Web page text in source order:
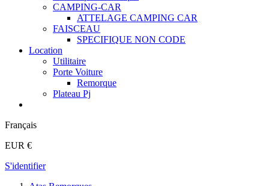
CAMPING-CAR
ATTELAGE CAMPING CAR
FAISCEAU
SPECIFIQUE NON CODE
Location
Utilitaire
Porte Voiture
Remorque
Plateau Pj
Français
EUR €
S'identifier